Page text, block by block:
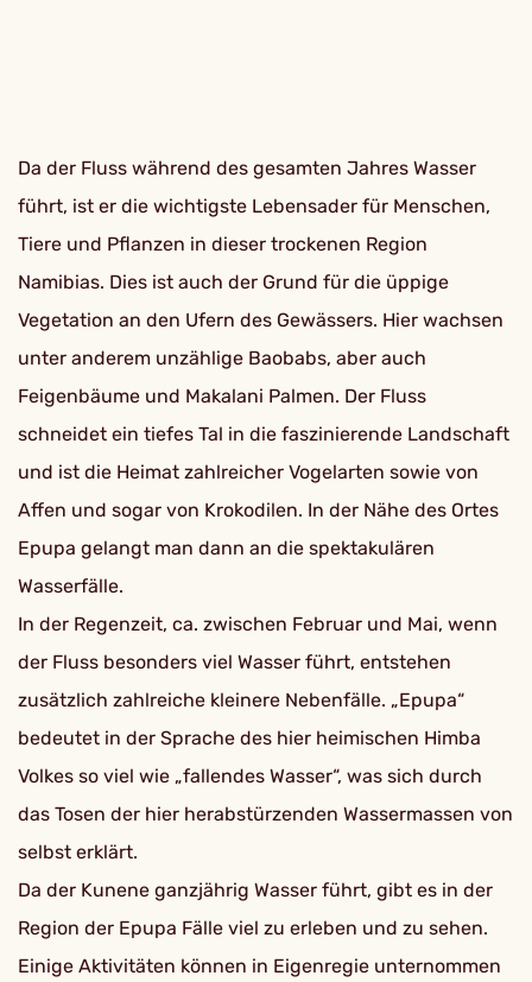
Da der Fluss während des gesamten Jahres Wasser
führt, ist er die wichtigste Lebensader für Menschen,
Tiere und Pflanzen in dieser trockenen Region
Namibias. Dies ist auch der Grund für die üppige
Vegetation an den Ufern des Gewässers. Hier wachsen
unter anderem unzählige Baobabs, aber auch
Feigenbäume und Makalani Palmen. Der Fluss
schneidet ein tiefes Tal in die faszinierende Landschaft
und ist die Heimat zahlreicher Vogelarten sowie von
Affen und sogar von Krokodilen. In der Nähe des Ortes
Epupa gelangt man dann an die spektakulären
Wasserfälle.
In der Regenzeit, ca. zwischen Februar und Mai, wenn
der Fluss besonders viel Wasser führt, entstehen
zusätzlich zahlreiche kleinere Nebenfälle. „Epupa“
bedeutet in der Sprache des hier heimischen Himba
Volkes so viel wie „fallendes Wasser“, was sich durch
das Tosen der hier herabstürzenden Wassermassen von
selbst erklärt.
Da der Kunene ganzjährig Wasser führt, gibt es in der
Region der Epupa Fälle viel zu erleben und zu sehen.
Einige Aktivitäten können in Eigenregie unternommen